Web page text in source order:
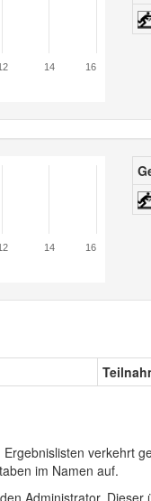
14 16
14 16
verkehrt
im Namen auf.
Administrator.